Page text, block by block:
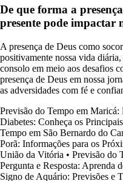
De que forma a
presente pode impactar
A presença de Deus como
positivamente nossa vida
consolo em meio aos desafios
presença de Deus em nossa
as adversidades com fé e
Previsão do Tempo em Maricá:
Diabetes: Conheça os
Tempo em São Bernardo do
Porã: Informações para os
União da Vitória • Previsão do
Pergunta e Resposta: Aprenda
Signo de Aquário: Previsões e